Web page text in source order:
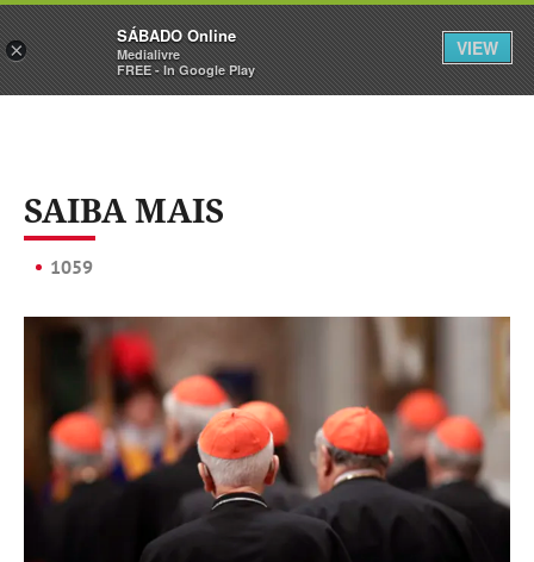
Sábado Assine Iniciar Sessão
SAIBA MAIS
1059
×
SÁBADO Online
Medialivre
FREE - In Google Play
VIEW